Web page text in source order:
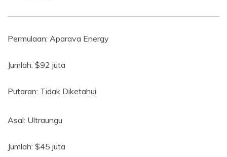
Permulaan: Aparava Energy
Jumlah: $92 juta
Putaran: Tidak Diketahui
Asal: Ultraungu
Jumlah: $45 juta